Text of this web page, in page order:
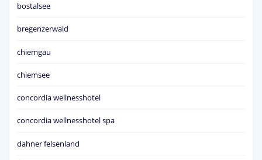
bostalsee
bregenzerwald
chiemgau
chiemsee
concordia wellnesshotel
concordia wellnesshotel spa
dahner felsenland